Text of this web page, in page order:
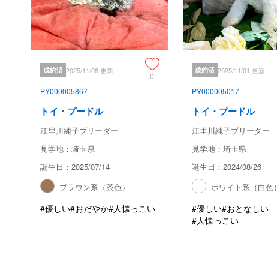
成約済 2025/11/08 更新
0
PY000005867
トイ・プードル
江里川純子ブリーダー
見学地：埼玉県
誕生日：2025/07/14
ブラウン系（茶色）
#優しい#おだやか#人懐っこい
成約済 2025/11/01 更新
PY000005017
トイ・プードル
江里川純子ブリーダー
見学地：埼玉県
誕生日：2024/08/26
ホワイト系（白色）
#優しい#おとなしい
#人懐っこい